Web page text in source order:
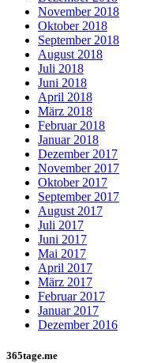
November 2018
Oktober 2018
September 2018
August 2018
Juli 2018
Juni 2018
April 2018
März 2018
Februar 2018
Januar 2018
Dezember 2017
November 2017
Oktober 2017
September 2017
August 2017
Juli 2017
Juni 2017
Mai 2017
April 2017
März 2017
Februar 2017
Januar 2017
Dezember 2016
365tage.me